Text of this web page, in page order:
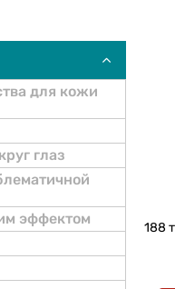
для кожи
глаз
эффектом
188